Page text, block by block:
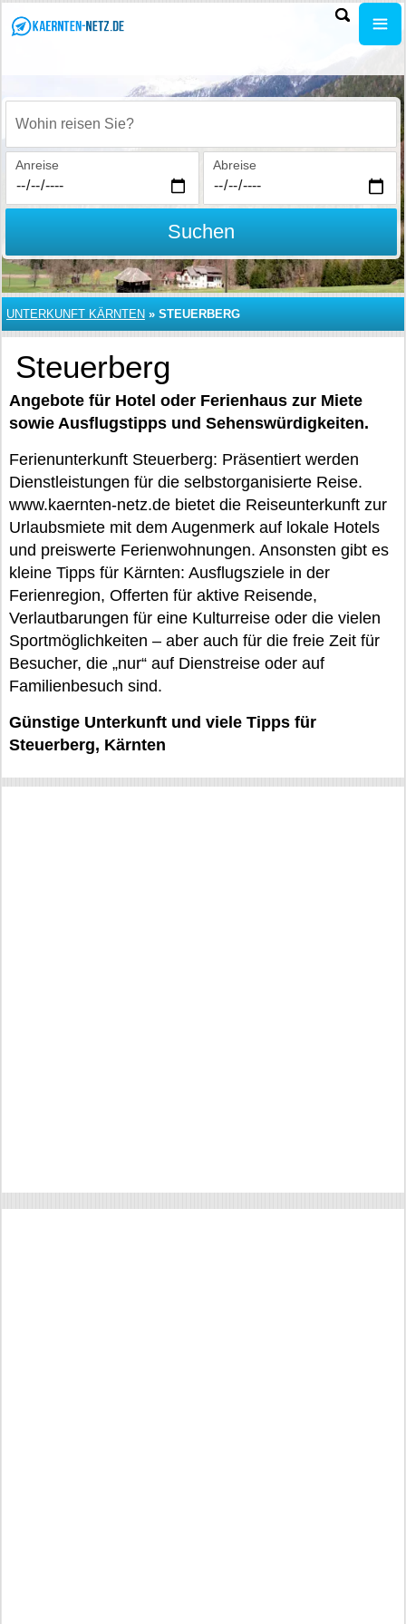
Wohin reisen Sie?
Anreise Abreise
Suchen
UNTERKUNFT KÄRNTEN » STEUERBERG
Steuerberg
Angebote für Hotel oder Ferienhaus zur Miete
sowie Ausflugstipps und Sehenswürdigkeiten.
Ferienunterkunft Steuerberg: Präsentiert werden
Dienstleistungen für die selbstorganisierte Reise.
www.kaernten-netz.de bietet die Reiseunterkunft zur
Urlaubsmiete mit dem Augenmerk auf lokale Hotels
und preiswerte Ferienwohnungen. Ansonsten gibt es
kleine Tipps für Kärnten: Ausflugsziele in der
Ferienregion, Offerten für aktive Reisende,
Verlautbarungen für eine Kulturreise oder die vielen
Sportmöglichkeiten – aber auch für die freie Zeit für
Besucher, die „nur“ auf Dienstreise oder auf
Familienbesuch sind.
Günstige Unterkunft und viele Tipps für
Steuerberg, Kärnten